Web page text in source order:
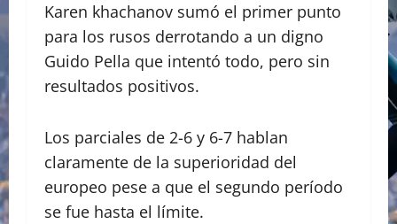
Karen khachanov sumó el primer punto
para los rusos derrotando a un digno
Guido Pella que intentó todo, pero sin
resultados positivos.
Los parciales de 2-6 y 6-7 hablan
claramente de la superioridad del
europeo pese a que el segundo período
se fue hasta el límite.